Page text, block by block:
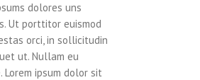
dolores uns
Ut porttitor euismod
orci, in sollicitudin
ut. Nullam eu
Lorem ipsum dolor sit